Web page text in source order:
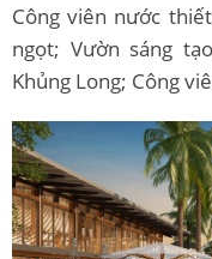
Công viên nước
ngọt; Vườn sáng
Khủng Long; Công